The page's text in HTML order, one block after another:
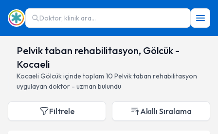
Doktor, klinik ara...
Pelvik taban rehabilitasyon, Gölcük -
Kocaeli
Kocaeli Gölcükiçinde toplam 10 Pelvik taban rehabilitasyon
uygulayan doktor - uzman bulundu
Filtrele Akıllı Sıralama